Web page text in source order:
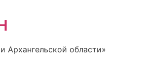
Архангельской области»